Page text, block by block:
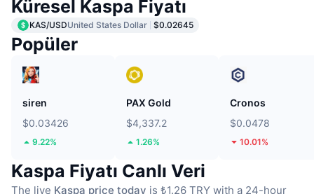
Küresel Kaspa Fiyatı
KAS/USDUnited States Dollar $0.02645
Popüler
siren
$0.03426
9.22%
PAX Gold
$4,337.2
1.26%
Cronos
$0.0478
10.01%
Kaspa Fiyatı Canlı Veri
The live Kaspa price today is ₺1.26 TRY with a 24-hour